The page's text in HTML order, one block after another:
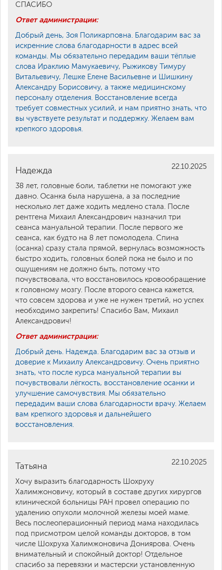
СПАСИБО
Ответ администрации:
Добрый день, Зоя Поликарповна. Благодарим вас за
искренние слова благодарности в адрес всей
команды. Мы обязательно передадим ваши тёплые
слова Ираклию Мамукаевичу, Рыжикову Тимуру
Витальевичу, Лешке Елене Васильевне и Шишкину
Александру Борисовичу, а также медицинскому
персоналу отделения. Восстановление всегда
требует совместных усилий, и нам приятно знать, что
вы чувствуете результат и поддержку. Желаем вам
крепкого здоровья.
22.10.2025
Надежда
38 лет, головные боли, таблетки не помогают уже
давно. Осанка была нарушена, а за последние
несколько лет даже ходить медлено стала. После
рентгена Михаил Александрович назначил три
сеанса мануальной терапии. После первого же
сеанса, как будто на 8 лет помолодела. Спина
(осанка) сразу стала прямой, вернулась возможность
быстро ходить, головных болей пока не было и по
ощущениям не должно быть, потому что
почувствовала, что восстановилось кровообращение
к головному мозгу. После второго сеанса кажется,
что совсем здорова и уже не нужен третий, но успех
необходимо закрепить! Спасибо Вам, Михаил
Александрович!
Ответ администрации:
Добрый день. Надежда. Благодарим вас за отзыв и
доверие к Михаилу Александровичу. Очень приятно
знать, что после курса мануальной терапии вы
почувствовали лёгкость, восстановление осанки и
улучшение самочувствия. Мы обязательно
передадим ваши слова благодарности врачу. Желаем
вам крепкого здоровья и дальнейшего
восстановления.
22.10.2025
Татьяна
Хочу выразить благодарность Шохруху
Халимжоновичу, который в составе других хирургов
клинической больницы РАН провел операцию по
удалению опухоли молочной железы моей маме.
Весь послеоперационный период мама находилась
под присмотром целой команды докторов, в том
числе Шохруха Халимжоновича Дониярова. Очень
внимательный и спокойный доктор! Отдельное
спасибо за перевязки и мастерски установленную